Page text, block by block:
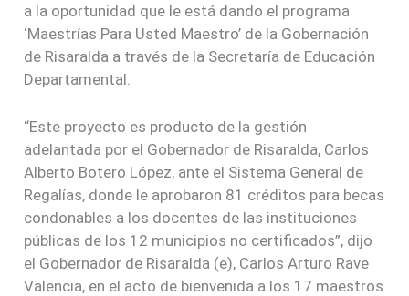
a la oportunidad que le está dando el programa
‘Maestrías Para Usted Maestro’ de la Gobernación
de Risaralda a través de la Secretaría de Educación
Departamental.
“Este proyecto es producto de la gestión
adelantada por el Gobernador de Risaralda, Carlos
Alberto Botero López, ante el Sistema General de
Regalías, donde le aprobaron 81 créditos para becas
condonables a los docentes de las instituciones
públicas de los 12 municipios no certificados”, dijo
el Gobernador de Risaralda (e), Carlos Arturo Rave
Valencia, en el acto de bienvenida a los 17 maestros